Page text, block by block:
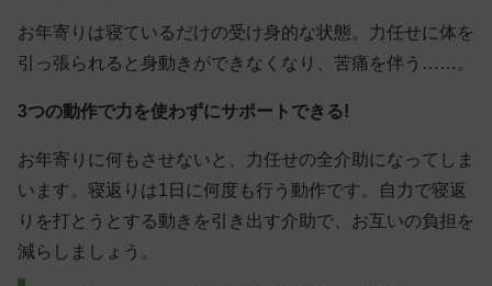
お年寄りは寝ているだけの受け身的な状態。力任せに体を
引っ張られると身動きができなくなり、苦痛を伴う……。
3つの動作で力を使わずにサポートできる!
お年寄りに何もさせないと、力任せの全介助になってしま
います。寝返りは1日に何度も行う動作です。自力で寝返
りを打とうとする動きを引き出す介助で、お互いの負担を
減らしましょう。